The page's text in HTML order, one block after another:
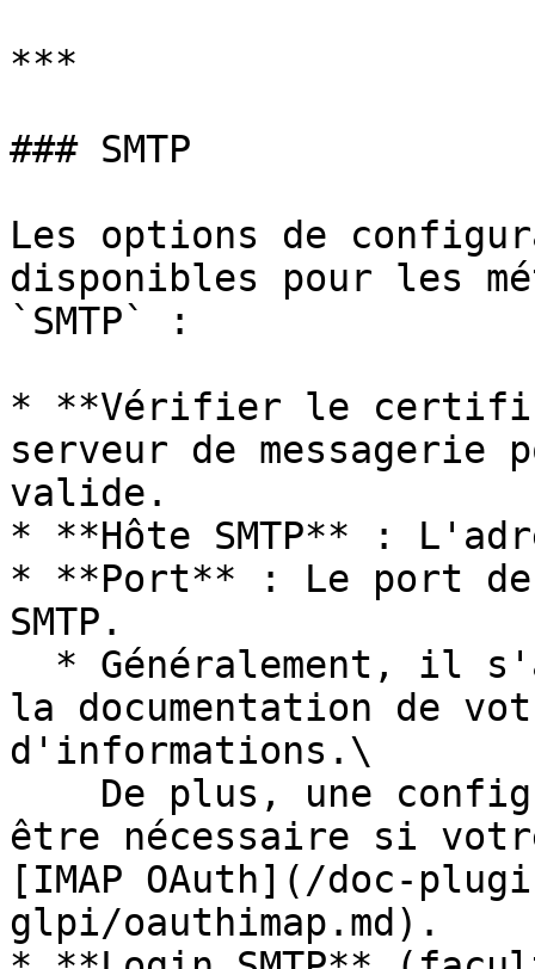
***
### SMTP
Les options de
disponibles pour les
`SMTP` :
* **Vérifier le
serveur de
valide.
* **Hôte SMTP** :
* **Port** : Le port de
SMTP.
la documentation de
d'informations.\
être nécessaire si
[IMAP OAuth](/doc-
glpi/oauthimap.md).